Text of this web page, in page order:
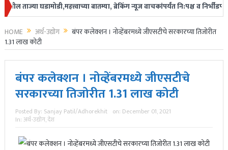
बातम्या, ब्रेकिंग न्यूज वाचकांपर्यंत नि:पक्ष व निर्भीडपणे
HOME अर्थ-उद्योग
बंपर कलेक्शन । नोव्हेंबरमध्ये जीएसटीचे सरकारच्या तिजोरीत
1.31 लाख कोटी
बंपर कलेक्शन । नोव्हेंबरमध्ये जीएसटीचे
सरकारच्या तिजोरीत 1.31 लाख कोटी
Posted By: Sanjay Patil/Adhorekhit on: December 01, 2021
In: अर्थ-उद्योग,देश